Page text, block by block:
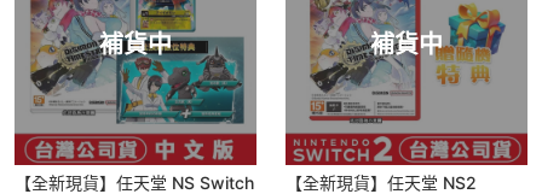
補貨中
【全新現貨】任天堂 NS Switch
補貨中
【全新現貨】任天堂 NS2